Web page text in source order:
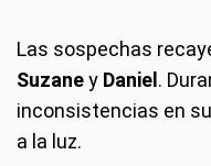
Las sospechas
Suzaney Daniel .
inconsistencias en
a la luz.